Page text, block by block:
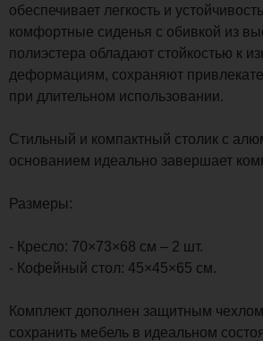
обеспечивает легкость и
комфортные сиденья с обивкой из
полиэстера обладают стойкостью к
деформациям, сохраняют
при длительном использовании.
Стильный и компактный столик с
основанием идеально завершает
Размеры:
- Кресло: 70×73×68 см – 2 шт.
- Кофейный стол: 45×45×65 см.
Комплект дополнен защитным
сохранить мебель в идеальном